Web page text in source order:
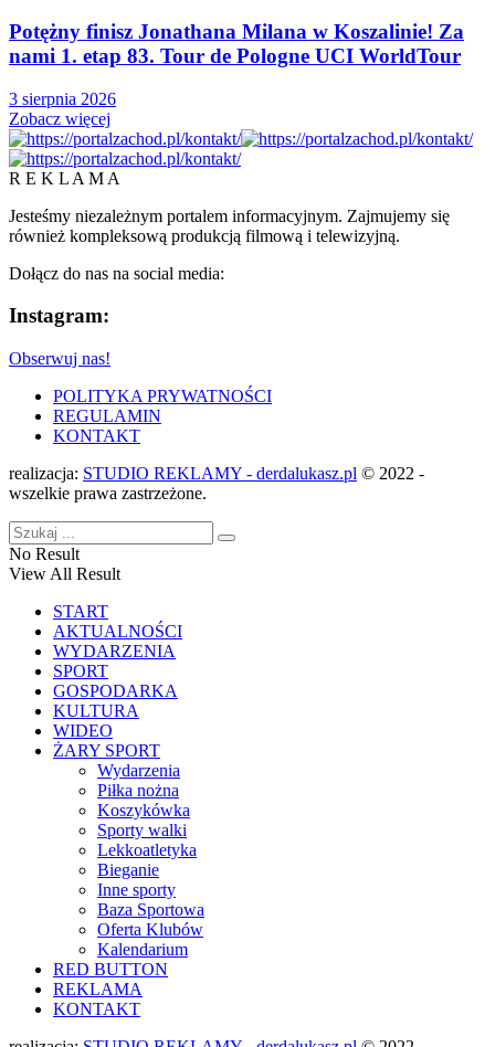
Potężny finisz Jonathana Milana w Koszalinie! Za
nami 1. etap 83. Tour de Pologne UCI WorldTour
3 sierpnia 2026
Zobacz więcej
R E K L A M A
Jesteśmy niezależnym portalem informacyjnym. Zajmujemy się
również kompleksową produkcją filmową i telewizyjną.
Dołącz do nas na social media:
Instagram:
Obserwuj nas!
POLITYKA PRYWATNOŚCI
REGULAMIN
KONTAKT
realizacja: STUDIO REKLAMY - derdalukasz.pl © 2022 -
wszelkie prawa zastrzeżone.
No Result
View All Result
START
AKTUALNOŚCI
WYDARZENIA
SPORT
GOSPODARKA
KULTURA
WIDEO
ŻARY SPORT
Wydarzenia
Piłka nożna
Koszykówka
Sporty walki
Lekkoatletyka
Bieganie
Inne sporty
Baza Sportowa
Oferta Klubów
Kalendarium
RED BUTTON
REKLAMA
KONTAKT